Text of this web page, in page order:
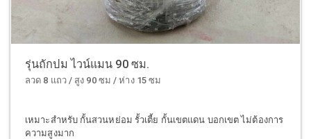
รุ่นถักปม ไวน์แมน 90 ซม.
ลวด 8 แถว / สูง 90 ซม / ห่าง 15 ซม
เหมาะสำหรับ กั้นสวนหย่อม รั้วเตี้ย กั้นเขตแดน บอกเขต ไม่ต้องการ
ความสูงมาก